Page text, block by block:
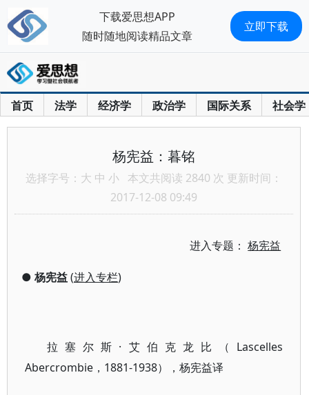
首页 法学 经济学 政治学 国际关系 社会学
杨宪益：暮铭
选择字号： 大 中 小 本文共阅读 2840 次 更新时间：
2017-12-08 09:49
进入专题：杨宪益
● 杨宪益(进入专栏)
拉塞尔斯·艾伯克龙比（Lascelles
Abercrombie，1881-1938），杨宪益译
下载爱思想APP
随时随地阅读精品文章
立即下载